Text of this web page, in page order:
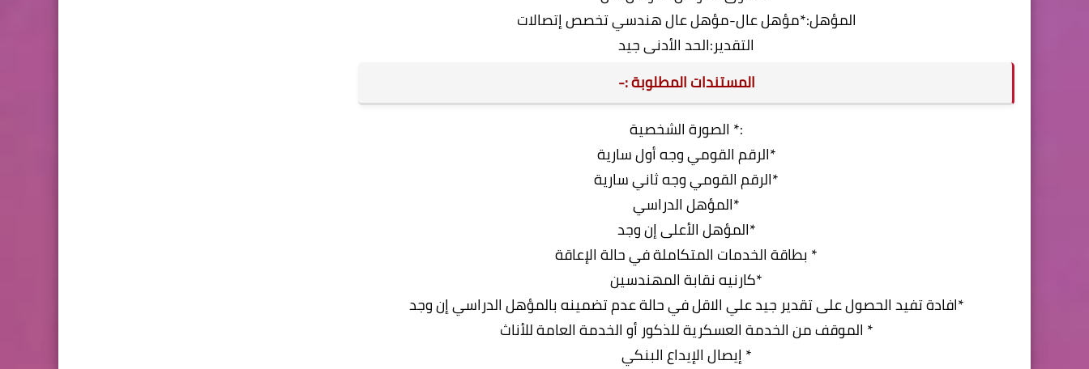
المؤهل:*مؤهل عال-مؤهل عال هندسي تخصص إتصالات
التقدير:الحد الأدنى جيد
المستندات المطلوبة :-
:* الصورة الشخصية
*الرقم القومي وجه أول سارية
*الرقم القومي وجه ثاني سارية
*المؤهل الدراسي
*المؤهل الأعلى إن وجد
* بطاقة الخدمات المتكاملة في حالة الإعاقة
*كارنيه نقابة المهندسين
*افادة تفيد الحصول على تقدير جيد علي الاقل في حالة عدم تضمينه بالمؤهل الدراسي إن وجد
* الموقف من الخدمة العسكرية للذكور أو الخدمة العامة للأناث
* إيصال الإيداع البنكي